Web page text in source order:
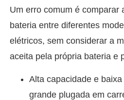
Um erro comum é comparar
bateria entre diferentes
elétricos, sem considerar a
aceita pela própria bateria e
Alta capacidade e
grande plugada em